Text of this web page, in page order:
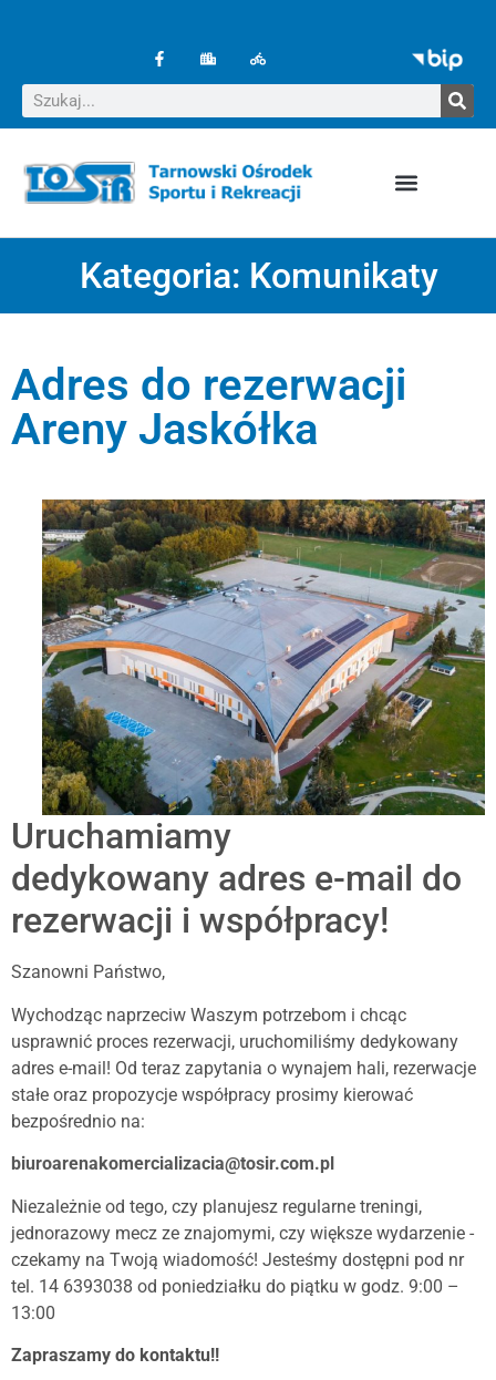
Kategoria: Komunikaty
Adres do rezerwacji
Areny Jaskółka
Uruchamiamy
dedykowany adres e-mail do
rezerwacji i współpracy!
Szanowni Państwo,
Wychodząc naprzeciw Waszym potrzebom i chcąc
usprawnić proces rezerwacji, uruchomiliśmy dedykowany
adres e-mail! Od teraz zapytania o wynajem hali, rezerwacje
stałe oraz propozycje współpracy prosimy kierować
bezpośrednio na:
biuroarenakomercializacia@tosir.com.pl
Niezależnie od tego, czy planujesz regularne treningi,
jednorazowy mecz ze znajomymi, czy większe wydarzenie -
czekamy na Twoją wiadomość! Jesteśmy dostępni pod nr
tel. 14 6393038 od poniedziałku do piątku w godz. 9:00 –
13:00
Zapraszamy do kontaktu!!